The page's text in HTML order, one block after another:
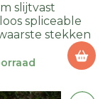
slijtvast
spliceable
stekken